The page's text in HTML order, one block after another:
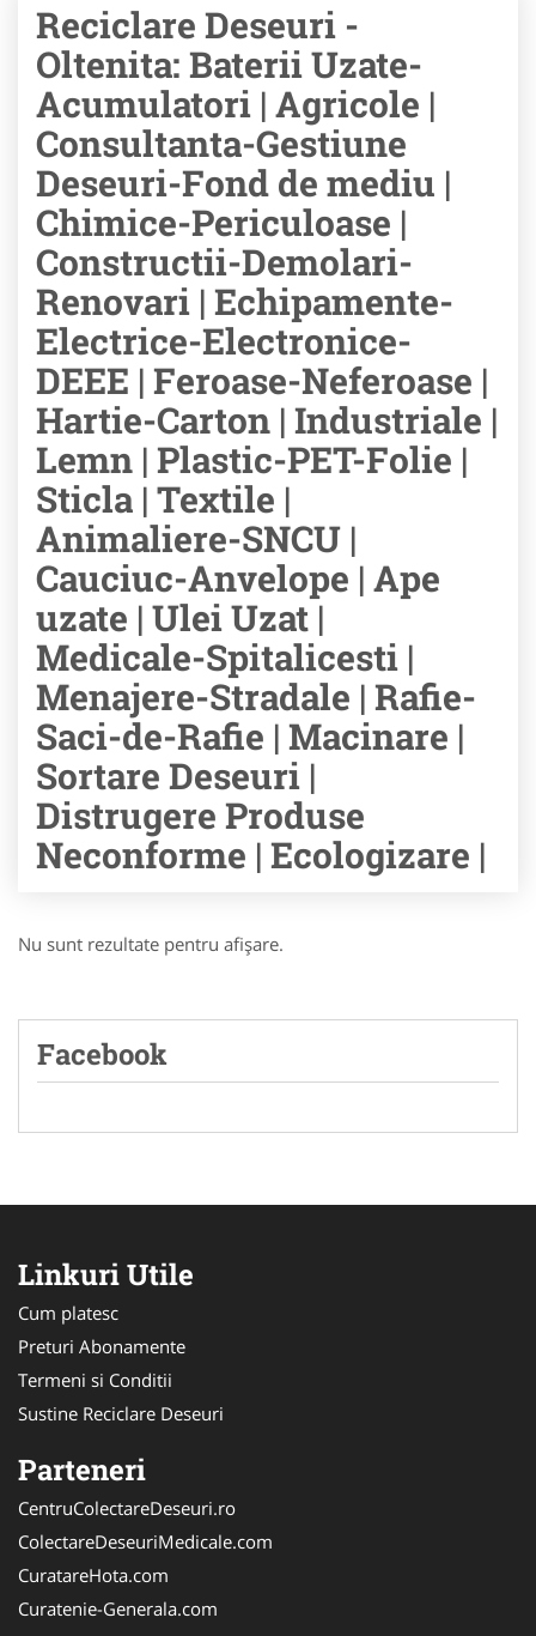
Reciclare Deseuri -
Oltenita: Baterii Uzate-
Acumulatori | Agricole |
Consultanta-Gestiune
Deseuri-Fond de mediu |
Chimice-Periculoase |
Constructii-Demolari-
Renovari | Echipamente-
Electrice-Electronice-
DEEE | Feroase-Neferoase |
Hartie-Carton | Industriale |
Lemn | Plastic-PET-Folie |
Sticla | Textile |
Animaliere-SNCU |
Cauciuc-Anvelope | Ape
uzate | Ulei Uzat |
Medicale-Spitalicesti |
Menajere-Stradale | Rafie-
Saci-de-Rafie | Macinare |
Sortare Deseuri |
Distrugere Produse
Neconforme | Ecologizare |
Nu sunt rezultate pentru afişare.
Facebook
Linkuri Utile
Cum platesc
Preturi Abonamente
Termeni si Conditii
Sustine Reciclare Deseuri
Parteneri
CentruColectareDeseuri.ro
ColectareDeseuriMedicale.com
CuratareHota.com
Curatenie-Generala.com